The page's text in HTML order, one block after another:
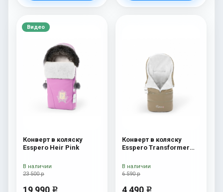
Видео
Конверт в коляску
Esspero Heir Pink
23 500 р
19 990 e
В наличии
Конверт в коляску
Esspero Transformer
100% шерсть)
Cappuccino
6 590 р
4 490 e
В наличии